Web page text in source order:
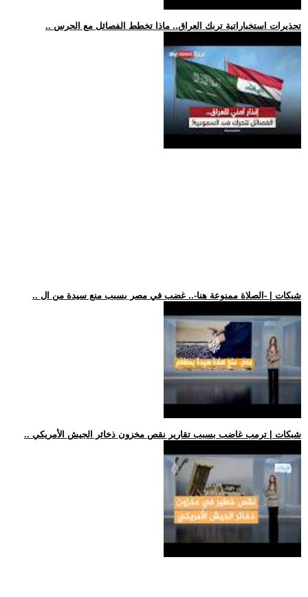
.. تحذيرات استخباراتية تربك العراق.. ماذا تخطط الفصائل مع الحرس
.. شبكات | -الصلاة ممنوعة هنا-.. غضب في مصر بسبب منع سيدة من ال
.. شبكات | ترمب غاضب بسبب تقارير نقص مخزون ذخائر الجيش الأمريكي